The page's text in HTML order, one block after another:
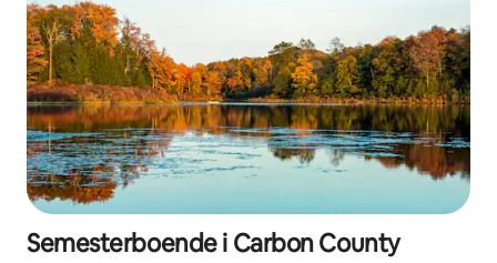
Semesterboende i Carbon County